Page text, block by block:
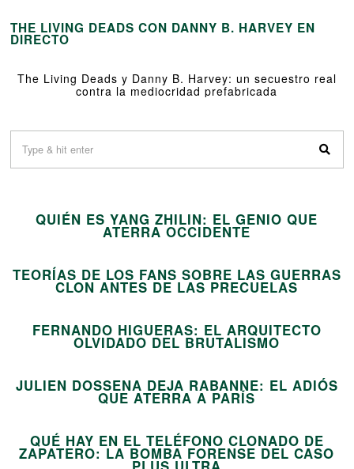
THE LIVING DEADS CON DANNY B. HARVEY EN
DIRECTO
The Living Deads y Danny B. Harvey: un secuestro real
contra la mediocridad prefabricada
QUIÉN ES YANG ZHILIN: EL GENIO QUE
ATERRA OCCIDENTE
TEORÍAS DE LOS FANS SOBRE LAS GUERRAS
CLON ANTES DE LAS PRECUELAS
FERNANDO HIGUERAS: EL ARQUITECTO
OLVIDADO DEL BRUTALISMO
JULIEN DOSSENA DEJA RABANNE: EL ADIÓS
QUE ATERRA A PARÍS
QUÉ HAY EN EL TELÉFONO CLONADO DE
ZAPATERO: LA BOMBA FORENSE DEL CASO